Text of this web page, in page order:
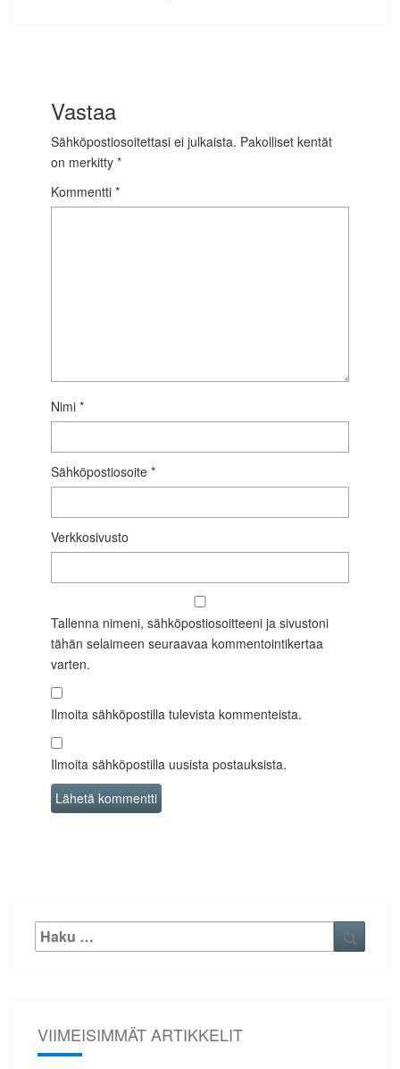
Vastaa
Sähköpostiosoitettasi ei julkaista. Pakolliset kentät
on merkitty *
Kommentti *
Nimi *
Sähköpostiosoite *
Verkkosivusto
Tallenna nimeni, sähköpostiosoitteeni ja sivustoni
tähän selaimeen seuraavaa kommentointikertaa
varten.
Ilmoita sähköpostilla tulevista kommenteista.
Ilmoita sähköpostilla uusista postauksista.
Etsi:
VIIMEISIMMÄT ARTIKKELIT